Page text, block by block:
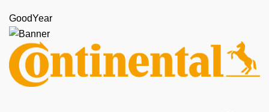
GoodYear